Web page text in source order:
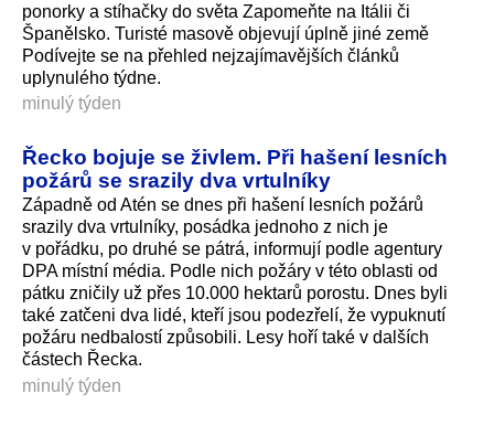
ponorky a stíhačky do světa Zapomeňte na Itálii či
Španělsko. Turisté masově objevují úplně jiné země
Podívejte se na přehled nejzajímavějších článků
uplynulého týdne.
minulý týden
Řecko bojuje se živlem. Při hašení lesních
požárů se srazily dva vrtulníky
Západně od Atén se dnes při hašení lesních požárů
srazily dva vrtulníky, posádka jednoho z nich je
v pořádku, po druhé se pátrá, informují podle agentury
DPA místní média. Podle nich požáry v této oblasti od
pátku zničily už přes 10.000 hektarů porostu. Dnes byli
také zatčeni dva lidé, kteří jsou podezřelí, že vypuknutí
požáru nedbalostí způsobili. Lesy hoří také v dalších
částech Řecka.
minulý týden